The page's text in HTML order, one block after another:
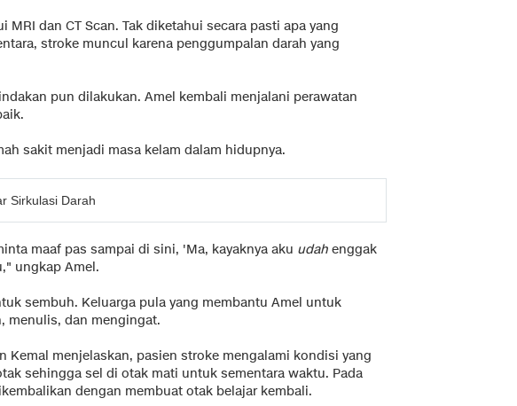
dan CT Scan. Tak diketahui secara pasti apa yang
stroke muncul karena penggumpalan darah yang
pun dilakukan. Amel kembali menjalani perawatan
sakit menjadi masa kelam dalam hidupnya.
Sirkulasi Darah
maaf pas sampai di sini, 'Ma, kayaknya aku udah enggak
ungkap Amel.
sembuh. Keluarga pula yang membantu Amel untuk
menulis, dan mengingat.
Kemal menjelaskan, pasien stroke mengalami kondisi yang
sehingga sel di otak mati untuk sementara waktu. Pada
dengan membuat otak belajar kembali.